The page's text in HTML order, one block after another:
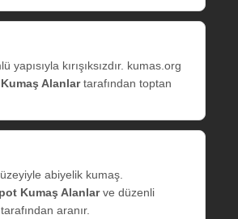
yapısıyla kırışıksızdır. kumas.org
Alanlartarafından toptan
abiyelik kumaş.
Kumaş Alanlarve düzenli
aranır.